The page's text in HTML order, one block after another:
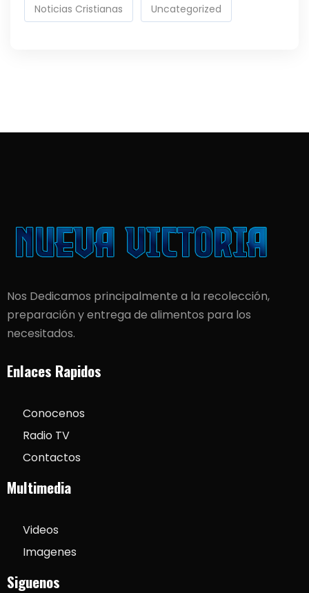
Noticias Cristianas Uncategorized
Nos Dedicamos principalmente a la recolección,
preparación y entrega de alimentos para los
necesitados.
Enlaces Rapidos
Conocenos
Radio TV
Contactos
Multimedia
Videos
Imagenes
Siguenos